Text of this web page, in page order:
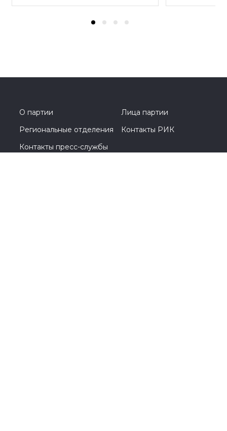
О партии
Лица партии
Региональные отделения
Контакты РИК
Контакты пресс-службы